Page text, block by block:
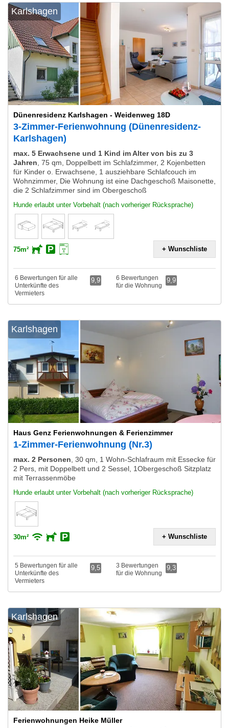
Karlshagen
Dünenresidenz Karlshagen - Weidenweg 18D
3-Zimmer-Ferienwohnung (Dünenresidenz-
Karlshagen)
max. 5 Erwachsene und 1 Kind im Alter von bis zu 3
Jahren 75 qm, Doppelbett im Schlafzimmer, 2 Kojenbetten
für Kinder o. Erwachsene, 1 ausziehbare Schlafcouch im
Wohnzimmer, Die Wohnung ist eine Dachgeschoß Maisonette,
die 2 Schlafzimmer sind im Obergeschoß
Hunde erlaubt unter Vorbehalt (nach vorheriger Rücksprache)
75m² + Wunschliste
6 Bewertungen für alle
Unterkünfte des
Vermieters
9,9
6 Bewertungen
für die Wohnung
9,9
Karlshagen
Haus Genz Ferienwohnungen & Ferienzimmer
1-Zimmer-Ferienwohnung (Nr.3)
max. 2 Personen 30 qm, 1 Wohn-Schlafraum mit Essecke für
2 Pers, mit Doppelbett und 2 Sessel, 1Obergeschoß Sitzplatz
mit Terrassenmöbe
Hunde erlaubt unter Vorbehalt (nach vorheriger Rücksprache)
30m² + Wunschliste
5 Bewertungen für alle
Unterkünfte des
Vermieters
9,5
3 Bewertungen
für die Wohnung
9,3
Karlshagen
Ferienwohnungen Heike Müller